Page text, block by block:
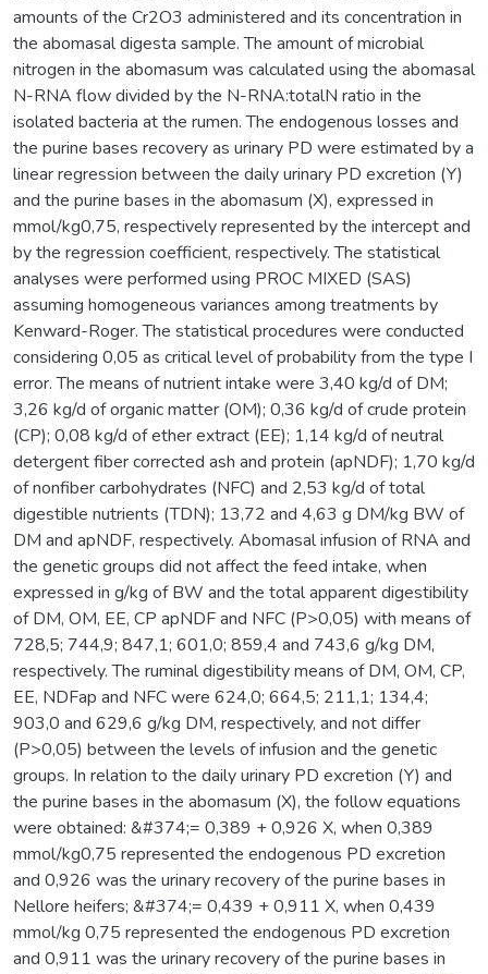
amounts of the Cr2O3 administered and its concentration in
the abomasal digesta sample. The amount of microbial
nitrogen in the abomasum was calculated using the abomasal
N-RNA flow divided by the N-RNA:totalN ratio in the
isolated bacteria at the rumen. The endogenous losses and
the purine bases recovery as urinary PD were estimated by a
linear regression between the daily urinary PD excretion (Y)
and the purine bases in the abomasum (X), expressed in
mmol/kg0,75, respectively represented by the intercept and
by the regression coefficient, respectively. The statistical
analyses were performed using PROC MIXED (SAS)
assuming homogeneous variances among treatments by
Kenward-Roger. The statistical procedures were conducted
considering 0,05 as critical level of probability from the type I
error. The means of nutrient intake were 3,40 kg/d of DM;
3,26 kg/d of organic matter (OM); 0,36 kg/d of crude protein
(CP); 0,08 kg/d of ether extract (EE); 1,14 kg/d of neutral
detergent fiber corrected ash and protein (apNDF); 1,70 kg/d
of nonfiber carbohydrates (NFC) and 2,53 kg/d of total
digestible nutrients (TDN); 13,72 and 4,63 g DM/kg BW of
DM and apNDF, respectively. Abomasal infusion of RNA and
the genetic groups did not affect the feed intake, when
expressed in g/kg of BW and the total apparent digestibility
of DM, OM, EE, CP apNDF and NFC (P>0,05) with means of
728,5; 744,9; 847,1; 601,0; 859,4 and 743,6 g/kg DM,
respectively. The ruminal digestibility means of DM, OM, CP,
EE, NDFap and NFC were 624,0; 664,5; 211,1; 134,4;
903,0 and 629,6 g/kg DM, respectively, and not differ
(P>0,05) between the levels of infusion and the genetic
groups. In relation to the daily urinary PD excretion (Y) and
the purine bases in the abomasum (X), the follow equations
were obtained: &#374;= 0,389 + 0,926 X, when 0,389
mmol/kg0,75 represented the endogenous PD excretion
and 0,926 was the urinary recovery of the purine bases in
Nellore heifers; &#374;= 0,439 + 0,911 X, when 0,439
mmol/kg 0,75 represented the endogenous PD excretion
and 0,911 was the urinary recovery of the purine bases in